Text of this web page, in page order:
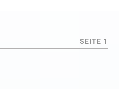
SEITE 1